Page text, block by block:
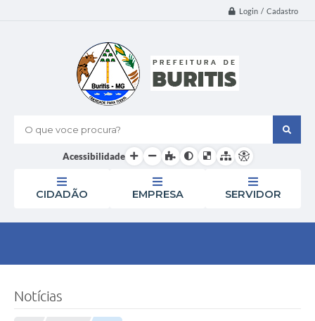
Login / Cadastro
O que voce procura?
Acessibilidade
CIDADÃO EMPRESA SERVIDOR
Notícias